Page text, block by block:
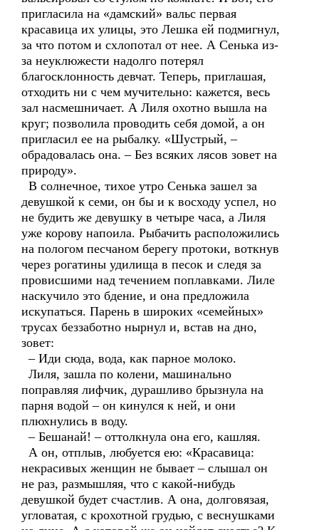
пригласила на «дамский» вальс первая
красавица их улицы, это Лешка ей подмигнул,
за что потом и схлопотал от нее. А Сенька из-
за неуклюжести надолго потерял
благосклонность девчат. Теперь, приглашая,
отходить ни с чем мучительно: кажется, весь
зал насмешничает. А Лиля охотно вышла на
круг; позволила проводить себя домой, а он
пригласил ее на рыбалку. «Шустрый, –
обрадовалась она. – Без всяких лясов зовет на
природу».
В солнечное, тихое утро Сенька зашел за
девушкой к семи, он бы и к восходу успел, но
не будить же девушку в четыре часа, а Лиля
уже корову напоила. Рыбачить расположились
на пологом песчаном берегу протоки, воткнув
через рогатины удилища в песок и следя за
провисшими над течением поплавками. Лиле
наскучило это бдение, и она предложила
искупаться. Парень в широких «семейных»
трусах беззаботно нырнул и, встав на дно,
зовет:
– Иди сюда, вода, как парное молоко.
Лиля, зашла по колени, машинально
поправляя лифчик, дурашливо брызнула на
парня водой – он кинулся к ней, и они
плюхнулись в воду.
– Бешанай! – оттолкнула она его, кашляя.
А он, отплыв, любуется ею: «Красавица:
некрасивых женщин не бывает – слышал он
не раз, размышляя, что с какой-нибудь
девушкой будет счастлив. А она, долговязая,
угловатая, с крохотной грудью, с веснушками